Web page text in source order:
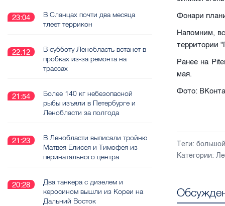
Фонари
Напомним,
территории
Ранее на
мая.
Фото:
Теги:
Категории:
23:04
В Сланцах почти два месяца
тлеет террикон
22:12
В субботу Ленобласть встанет в
пробках из-за ремонта на
трассах
21:54
Более 140 кг небезопасной
рыбы изъяли в Петербурге и
Ленобласти за полгода
21:23
В Ленобласти выписали тройню
Матвея Елисея и Тимофея из
перинатального центра
20:28
Два танкера с дизелем и
керосином вышли из Кореи на
Дальний Восток